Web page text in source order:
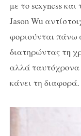
με το sexyness
Jason Wu
φοριούνται
διατηρώντας τη
αλλά ταυτόχρονα
κάνει τη διαφορά.